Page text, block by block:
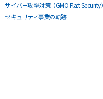
サイバー攻撃対策（GMO Flatt Security）
セキュリティ事業の軌跡